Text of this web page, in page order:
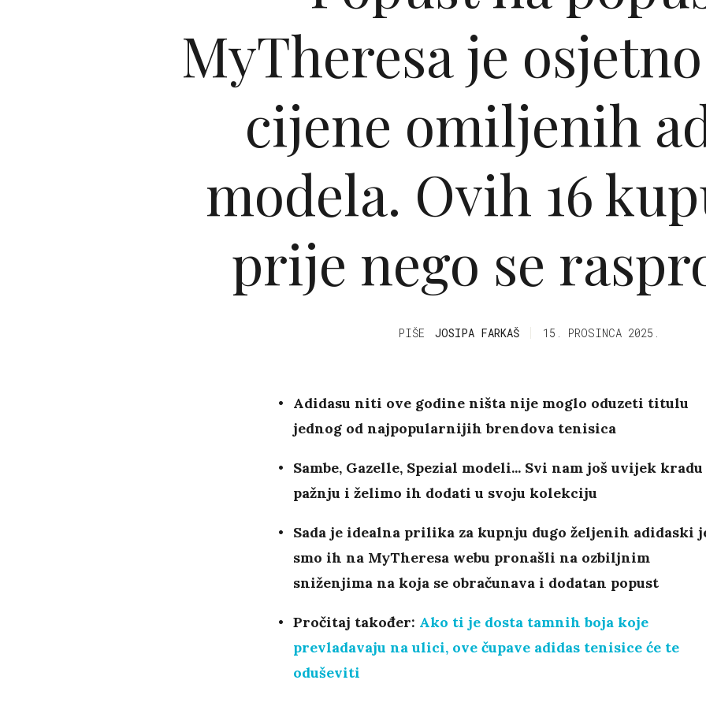
MyTheresa je
cijene omiljenih
modela. Ovih 16
prije nego se
PIŠE JOSIPA FARKAŠ 15. PROSINCA 2025.
Adidasu niti ove godine ništa nije moglo oduzeti titulu
jednog od najpopularnijih brendova tenisica
Sambe, Gazelle, Spezial modeli... Svi nam još uvijek kradu
pažnju i želimo ih dodati u svoju kolekciju
Sada je idealna prilika za kupnju dugo željenih adidaski
smo ih na MyTheresa webu pronašli na ozbiljnim
sniženjima na koja se obračunava i dodatan popust
Pročitaj također: Ako ti je dosta tamnih boja koje
prevladavaju na ulici, ove čupave adidas tenisice će te
oduševiti